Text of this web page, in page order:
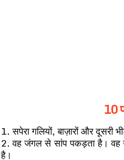
10
1. सपेरा गलियों, बाज़ारों और दूसरी
2. वह जंगल से सांप पकड़ता है। वह
है।